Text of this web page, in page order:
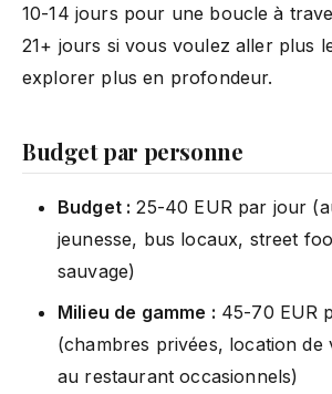
10-14 jours pour une boucle à
21+ jours si vous voulez aller plus
explorer plus en profondeur.
Budget par personne
Budget : 25-40 EUR par jour
jeunesse, bus locaux, street
sauvage)
Milieu de gamme : 45-70 EUR
(chambres privées, location de
au restaurant occasionnels)